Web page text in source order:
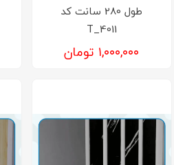
طول 280 سانت کد
T_4011
۱,۰۰۰,۰۰۰ تومان